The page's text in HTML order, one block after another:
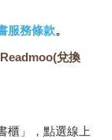
後所遵循的科學
並且藉由思考這
為何將資料畫在圖
這個方法必須小
做出過度自信的
服務條款。
兌換
櫃」，點選線上